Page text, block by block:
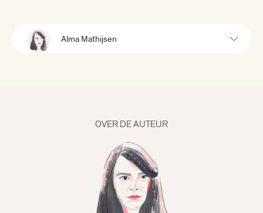
Alma Mathijsen
Alma Mathijsen
OVER DE AUTEUR